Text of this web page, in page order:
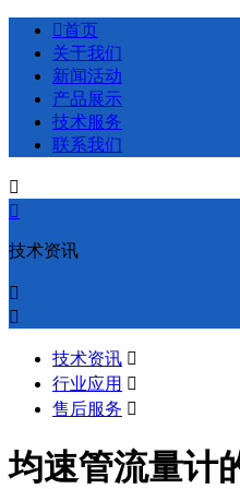
首页
关于我们
新闻活动
产品展示
技术服务
联系我们


技术资讯


技术资讯 
行业应用 
售后服务 
均速管流量计